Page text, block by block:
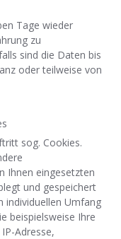
Tage wieder
zu
sind die Daten bis
oder teilweise von
sog. Cookies.
Ihnen eingesetzten
und gespeichert
individuellen Umfang
beispielsweise Ihre
Adresse,